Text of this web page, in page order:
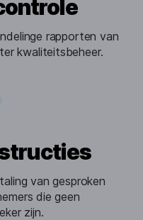
rapporten van
kwaliteitsbeheer.
van gesproken
die geen
zijn.